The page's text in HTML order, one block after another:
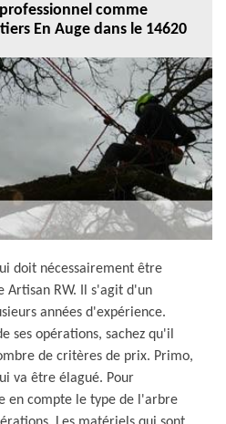
comme
En Auge dans le 14620
doit nécessairement être
Artisan RW. Il s'agit d'un
années d'expérience.
ses opérations, sachez qu'il
de critères de prix. Primo,
va être élagué. Pour
en compte le type de l'arbre